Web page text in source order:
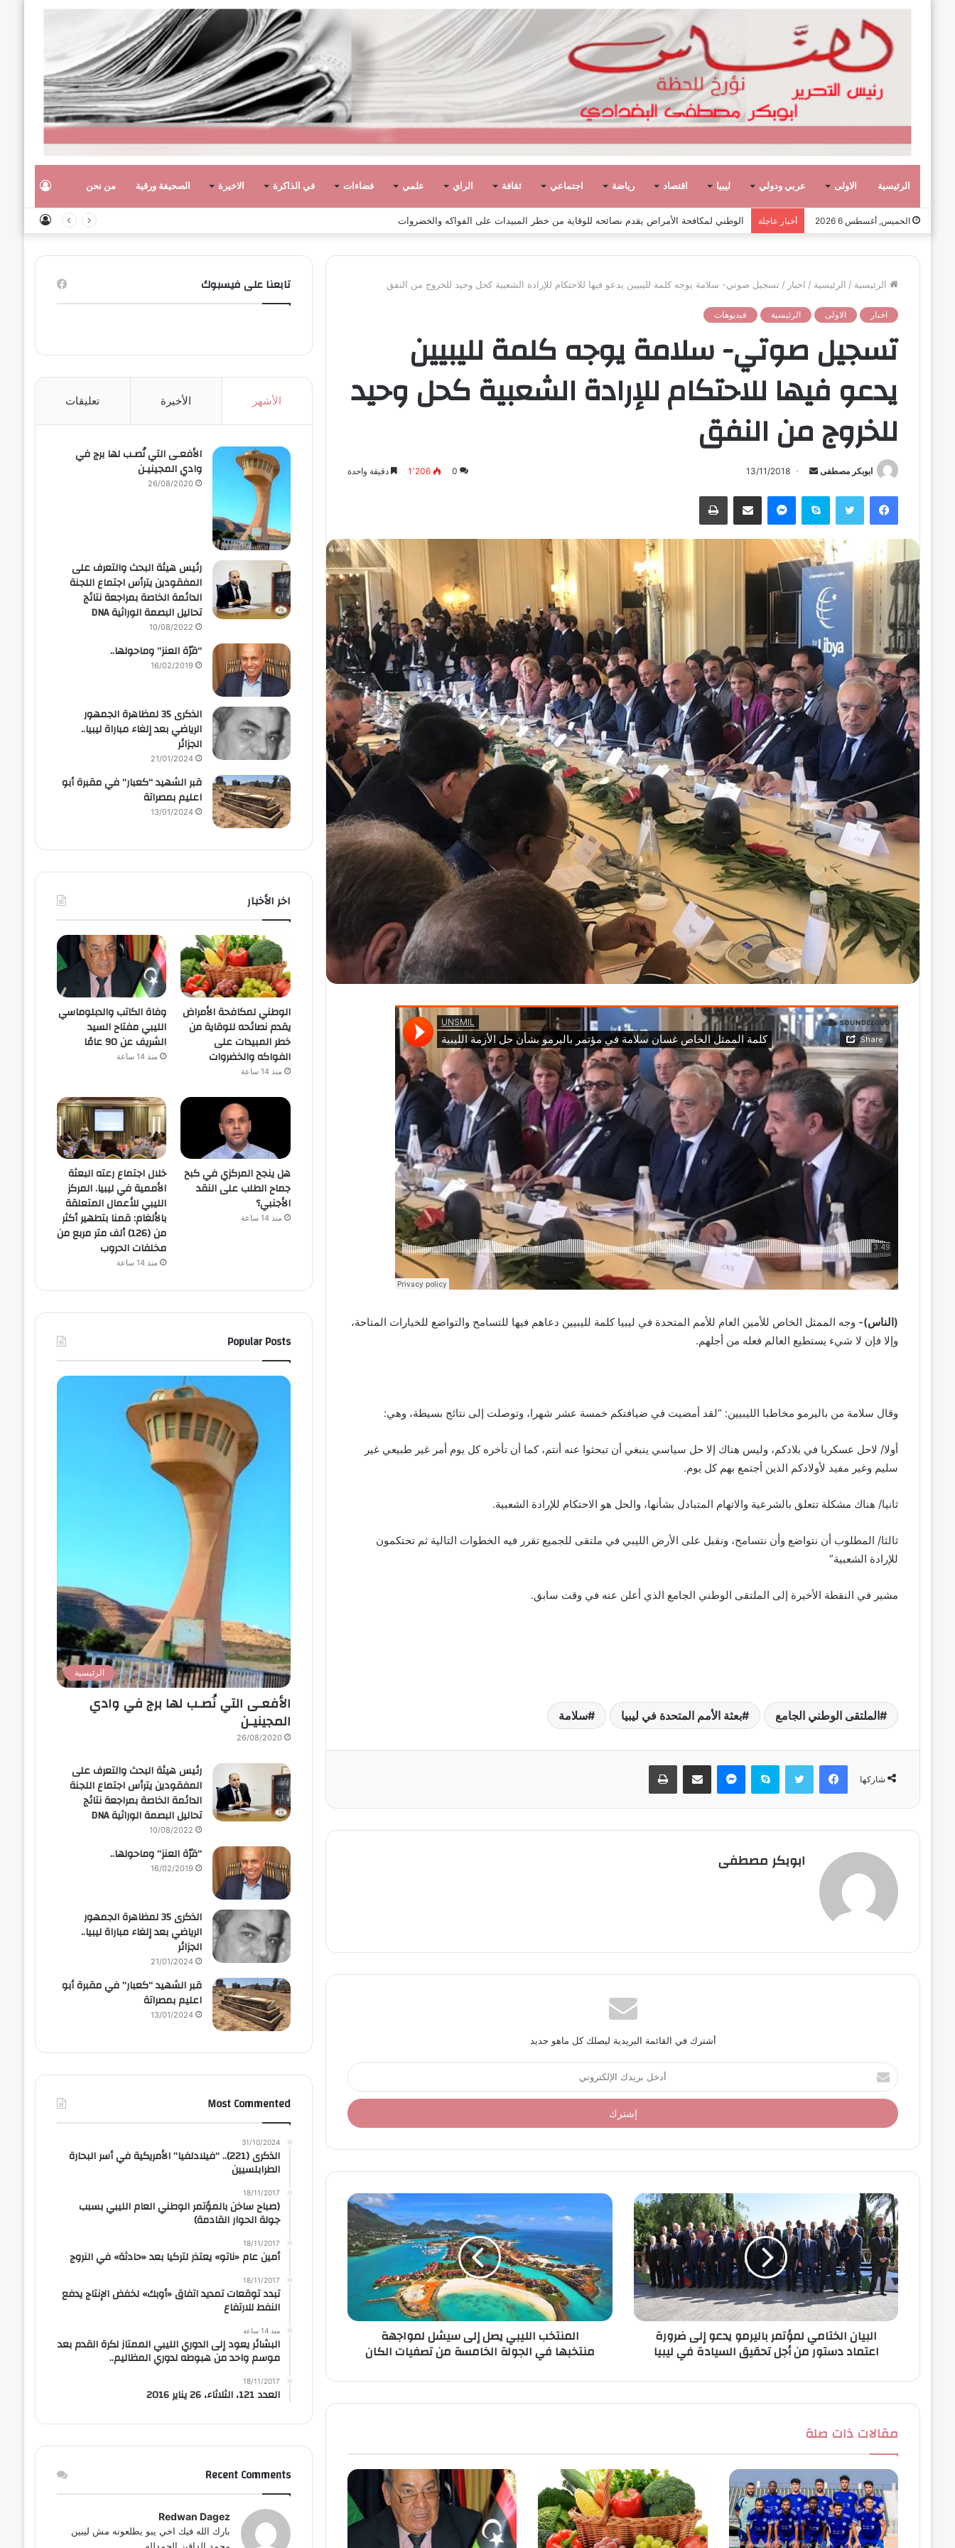
الرئيسية الاولى عربي ودولي ليبيا اقتصاد رياضة اجتماعي ثقافة الراي علمي فضاءات في الذاكرة الاخيرة الصحيفة ورقية من نحن
الخميس, أغسطس 6 2026 أخبار عاجلة وفاة الكاتب والدبلوماسي الليبي مفتاح السيد الشريف عن 90 عامًا
الرئيسية / الرئيسية / اخبار / تسجيل صوتي- سلامة يوجه كلمة لليبيين يدعو فيها للاحتكام للإرادة الشعبية كحل وحيد للخروج من النفق
اخبار الاولى الرئيسية فيديوهات
تسجيل صوتي- سلامة يوجه كلمة لليبيين
يدعو فيها للاحتكام للإرادة الشعبية كحل وحيد
للخروج من النفق
ابوبكر مصطفى
أ
ب
ر
ي
ك
ت
ر
و
ا
13/11/2018
0 1٬206 دقيقة واحدة
فيسبوك تويتر سكايب ماسنجر مشاركة عبر البريد طباعة
(الناس)- وجه الممثل الخاص للأمين العام للأمم المتحدة في ليبيا كلمة لليبيين دعاهم فيها للتسامح والتواضع للخيارات المتاحة،
وإلا فإن لا شيء يستطيع العالم فعله من أجلهم.
وقال سلامة من باليرمو مخاطبا الليبيين: “لقد أمضيت في ضيافتكم خمسة عشر شهرا، وتوصلت إلى نتائج بسيطة، وهي:
أولا/ لاحل عسكريا في بلادكم، وليس هناك إلا حل سياسي ينبغي أن تبحثوا عنه أنتم، كما أن تأخره كل يوم أمر غير طبيعي غير
سليم وغير مفيد لأولادكم الذين أجتمع بهم كل يوم.
ثانيا/ هناك مشكلة تتعلق بالشرعية والاتهام المتبادل بشأنها، والحل هو الاحتكام للإرادة الشعبية.
ثالثا/ المطلوب أن نتواضع وأن نتسامح، ونقبل على الأرض الليبي في ملتقى للجميع تقرر فيه الخطوات التالية ثم تحتكمون
للإرادة الشعبية”
مشير في النقطة الأخيرة إلى الملتقى الوطني الجامع الذي أعلن عنه في وقت سابق.
الملتقى الوطني الجامع بعثة الأمم المتحدة في ليبيا سلامة
شاركها
فيسبوك تويتر سكايب ماسنجر مشاركة عبر البريد طباعة
ابوبكر مصطفى
أشترك في القائمة البريدية ليصلك كل ماهو جديد
أ
د
خ
ل
د
ا
ل
إ
ل
ك
ت
ر
و
البيان الختامي لمؤتمر باليرمو يدعو إلى ضرورة
اعتماد دستور من أجل تحقيق السيادة في ليبيا
المنتخب الليبي يصل إلى سيشل لمواجهة
منتخبها في الجولة الخامسة من تصفيات الكان
مقالات ذات صلة
تابعنا على فيسبوك
الأشهر الأخيرة تعليقات
الأفعـى التي نُصـب لها برج في
وادي المجينيـن
26/08/2020
رئيس هيئة البحث والتعرف على
المفقودين يترأس اجتماع اللجنة
الدائمة الخاصة بمراجعة نتائج
تحاليل البصمة الوراثية DNA
10/08/2022
“قرّة العنز” وماحولها..
16/02/2019
الذكرى 35 لمظاهرة الجمهور
الرياضي بعد إلغاء مباراة ليبيا..
الجزائر
21/01/2024
قبر الشهيد “كعبار” في مقبرة أبو
اعليم بمصراتة
13/01/2024
اخر الأخبار
الوطني لمكافحة الأمراض
يقدم نصائحه للوقاية من
خطر المبيدات على
الفواكه والخضروات
منذ 14 ساعة
وفاة الكاتب والدبلوماسي
الليبي مفتاح السيد
الشريف عن 90 عامًا
منذ 14 ساعة
هل ينجح المركزي في كبح
جماح الطلب على النقد
الأجنبي؟
منذ 14 ساعة
خلال اجتماع رعته البعثة
الأممية في ليبيا. المركز
الليبي للأعمال المتعلقة
بالألغام: قمنا بتطهير أكثر
من (126) ألف متر مربع من
مخلفات الحروب
منذ 14 ساعة
Popular Posts
الرئيسية
الأفعـى التي نُصـب لها برج في وادي
المجينيـن
26/08/2020
رئيس هيئة البحث والتعرف على
المفقودين يترأس اجتماع اللجنة
الدائمة الخاصة بمراجعة نتائج
تحاليل البصمة الوراثية DNA
10/08/2022
“قرّة العنز” وماحولها..
16/02/2019
الذكرى 35 لمظاهرة الجمهور
الرياضي بعد إلغاء مباراة ليبيا..
الجزائر
21/01/2024
قبر الشهيد “كعبار” في مقبرة أبو
اعليم بمصراتة
13/01/2024
Most Commented
31/10/2024
الذكرى (221).. “فيلادلفيا” الأمريكية في أسر البحارة
الطرابلسيين
18/11/2017
(صباح ساخن بالمؤتمر الوطني العام الليبي بسبب
جولة الحوار القادمة)
18/11/2017
أمين عام «ناتو» يعتذر لتركيا بعد «حادثة» في النروج
18/11/2017
تبدد توقعات تمديد اتفاق «أوبك» لخفض الإنتاج يدفع
النفط للارتفاع
منذ 14 ساعة
البشائر يعود إلى الدوري الليبي الممتاز لكرة القدم بعد
موسم واحد من هبوطه لدوري المظاليم..
18/11/2017
العدد 121، الثلاثاء، 26 يناير 2016
Recent Comments
Redwan Dagez
بارك الله فيك اخي يبو يطلعونه مش ليبين